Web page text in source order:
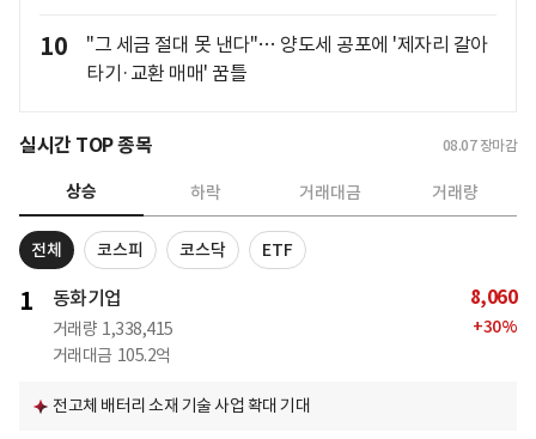
10
"그 세금 절대 못 낸다"… 양도세 공포에 '제자리 갈아
타기·교환 매매' 꿈틀
실시간 TOP 종목 08.07 장마감
상승 하락 거래대금 거래량
전체 코스피 코스닥 ETF
1 동화기업
거래량 1,338,415
거래대금 105.2억
8,060
+30%
전고체 배터리 소재 기술 사업 확대 기대